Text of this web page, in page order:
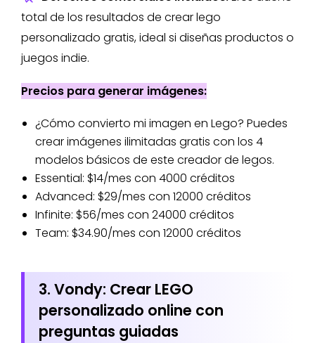
total de los resultados de crear lego
personalizado gratis, ideal si diseñas productos o
juegos indie.
Precios para generar imágenes:
¿Cómo convierto mi imagen en Lego? Puedes
crear imágenes ilimitadas gratis con los 4
modelos básicos de este creador de legos.
Essential: $14/mes con 4000 créditos
Advanced: $29/mes con 12000 créditos
Infinite: $56/mes con 24000 créditos
Team: $34.90/mes con 12000 créditos
3. Vondy: Crear LEGO
personalizado online con
preguntas guiadas